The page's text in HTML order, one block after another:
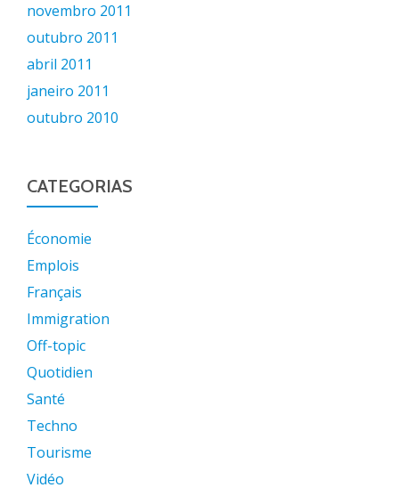
novembro 2011
outubro 2011
abril 2011
janeiro 2011
outubro 2010
CATEGORIAS
Économie
Emplois
Français
Immigration
Off-topic
Quotidien
Santé
Techno
Tourisme
Vidéo